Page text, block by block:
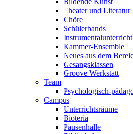
Bildende Kunst
Theater und Literatur
Chöre
Schülerbands
Instrumentalunterricht
Kammer-Ensemble
Neues aus dem
Gesangsklassen
Groove Werkstatt
Team
Psychologisch-
Campus
Unterrichtsräume
Bioteria
Pausenhalle